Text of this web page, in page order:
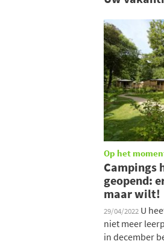
Op het
Campings
geopend:
maar wilt!
29/04/2022 U
niet meer
in december